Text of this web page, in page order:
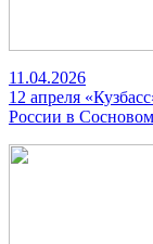
11.04.2026
12 апреля
России в